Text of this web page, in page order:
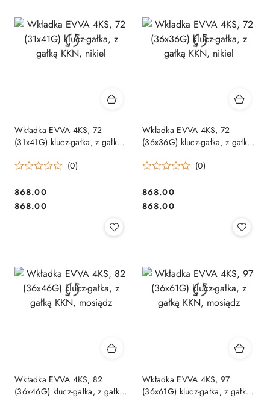
Wkładka EVVA 4KS, 72
(31x41G) klucz-gałka, z gałką
(0)
Cena:
868.00
Cena:
868.00
Wkładka EVVA 4KS, 72
(36x36G) klucz-gałka, z gałką
(0)
Cena:
868.00
Cena:
868.00
Wkładka EVVA 4KS, 82
(36x46G) klucz-gałka, z gałką
Wkładka EVVA 4KS, 97
(36x61G) klucz-gałka, z gałką